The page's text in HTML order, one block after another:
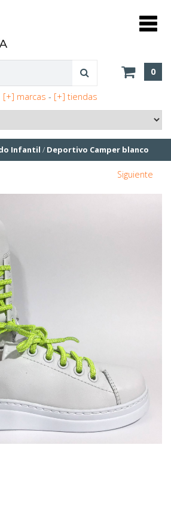
0
[+] marcas - [+] tiendas
Infantil / Deportivo Camper blanco
Siguiente